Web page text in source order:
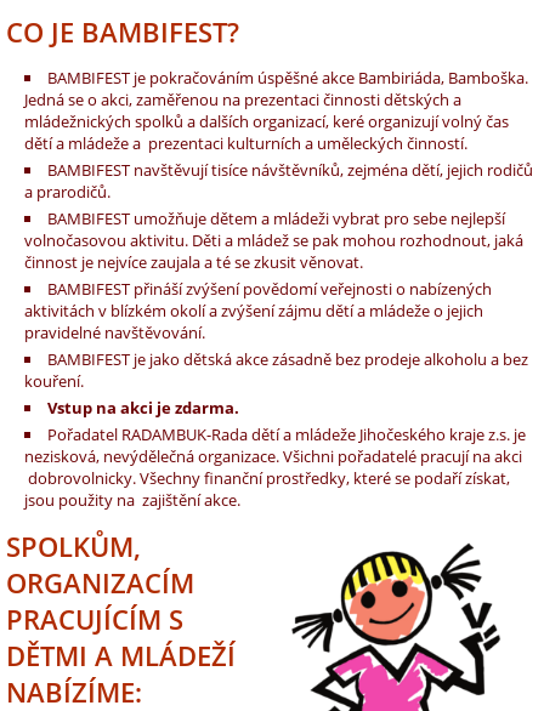
CO JE BAMBIFEST?
BAMBIFEST je pokračováním úspěšné akce Bambiriáda, Bamboška.
Jedná se o akci, zaměřenou na prezentaci činnosti dětských a
mládežnických spolků a dalších organizací, keré organizují volný čas
dětí a mládeže a prezentaci kulturních a uměleckých činností.
BAMBIFEST navštěvují tisíce návštěvníků, zejména dětí, jejich rodičů
a prarodičů.
BAMBIFEST umožňuje dětem a mládeži vybrat pro sebe nejlepší
volnočasovou aktivitu. Děti a mládež se pak mohou rozhodnout, jaká
činnost je nejvíce zaujala a té se zkusit věnovat.
BAMBIFEST přináší zvýšení povědomí veřejnosti o nabízených
aktivitách v blízkém okolí a zvýšení zájmu dětí a mládeže o jejich
pravidelné navštěvování.
BAMBIFEST je jako dětská akce zásadně bez prodeje alkoholu a bez
kouření.
Vstup na akci je zdarma.
Pořadatel RADAMBUK-Rada dětí a mládeže Jihočeského kraje z.s. je
nezisková, nevýdělečná organizace. Všichni pořadatelé pracují na akci
dobrovolnicky. Všechny finanční prostředky, které se podaří získat,
jsou použity na zajištění akce.
SPOLKŮM,
ORGANIZACÍM
PRACUJÍCÍM S
DĚTMI A MLÁDEŽÍ
NABÍZÍME: